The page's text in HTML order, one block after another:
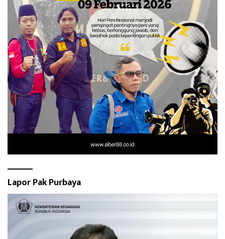
Lapor Pak Purbaya